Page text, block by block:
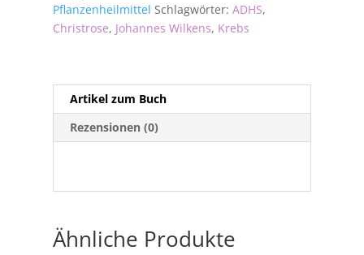
Pflanzenheilmittel Schlagwörter: ADHS,
Christrose, Johannes Wilkens, Krebs
Artikel zum Buch
Rezensionen (0)
Ähnliche Produkte